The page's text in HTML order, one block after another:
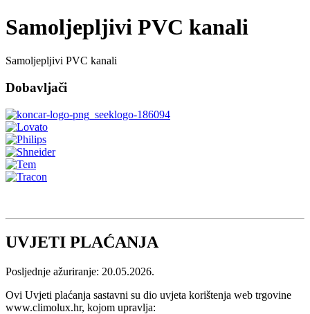
Samoljepljivi PVC kanali
Samoljepljivi PVC kanali
Dobavljači
UVJETI PLAĆANJA
Posljednje ažuriranje: 20.05.2026.
Ovi Uvjeti plaćanja sastavni su dio uvjeta korištenja web trgovine
www.climolux.hr, kojom upravlja: